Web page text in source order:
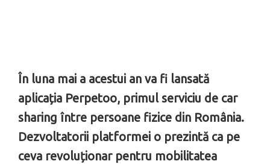
În luna mai a acestui an va fi lansată
aplicația Perpetoo, primul serviciu de car
sharing între persoane fizice din România.
Dezvoltatorii platformei o prezintă ca pe
ceva revoluționar pentru mobilitatea